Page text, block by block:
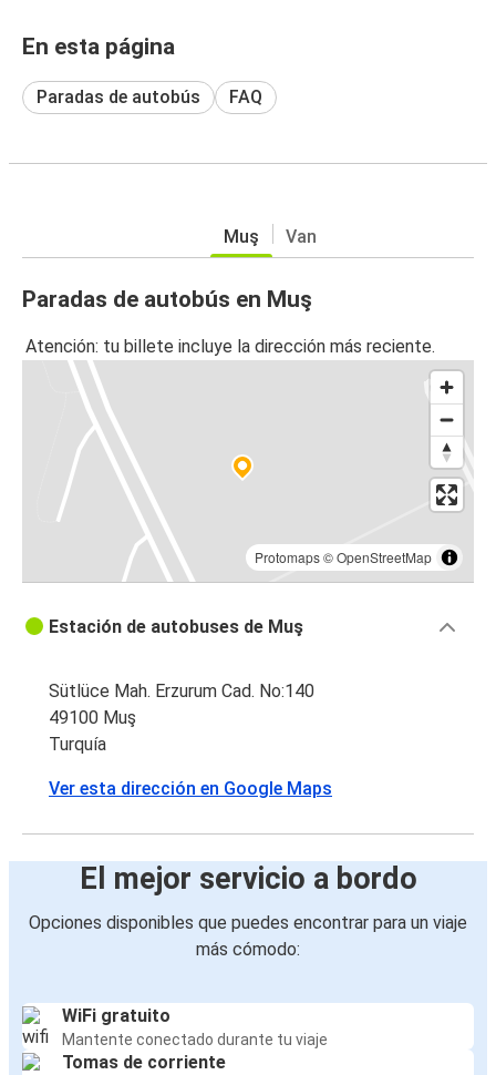
En esta página
Paradas de autobús FAQ
Muş Van
Paradas de autobús en Muş
Atención: tu billete incluye la dirección más reciente.
Protomaps©OpenStreetMap
Estación de autobuses de Muş
Sütlüce Mah. Erzurum Cad. No:140
49100 Muş
Turquía
Ver esta dirección en Google Maps
El mejor servicio a bordo
Opciones disponibles que puedes encontrar para un viaje
más cómodo:
WiFi gratuito
Mantente conectado durante tu viaje
Tomas de corriente